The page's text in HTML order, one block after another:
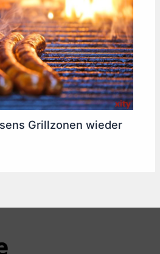
Grillzonen wieder